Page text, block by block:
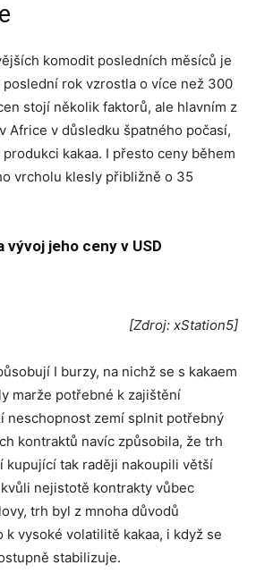
komodit posledních měsíců je
poslední rok vzrostla o více než 300
stojí několik faktorů, ale hlavním z
Africe v důsledku špatného počasí,
kakaa. I přesto ceny během
vrcholu klesly přibližně o 35
vývoj jeho ceny v USD
[Zdroj: xStation5]
I burzy, na nichž se s kakaem
marže potřebné k zajištění
neschopnost zemí splnit potřebný
kontraktů navíc způsobila, že trh
kupující tak raději nakoupili větší
nejistotě kontrakty vůbec
trh byl z mnoha důvodů
k vysoké volatilitě kakaa, i když se
stabilizuje.